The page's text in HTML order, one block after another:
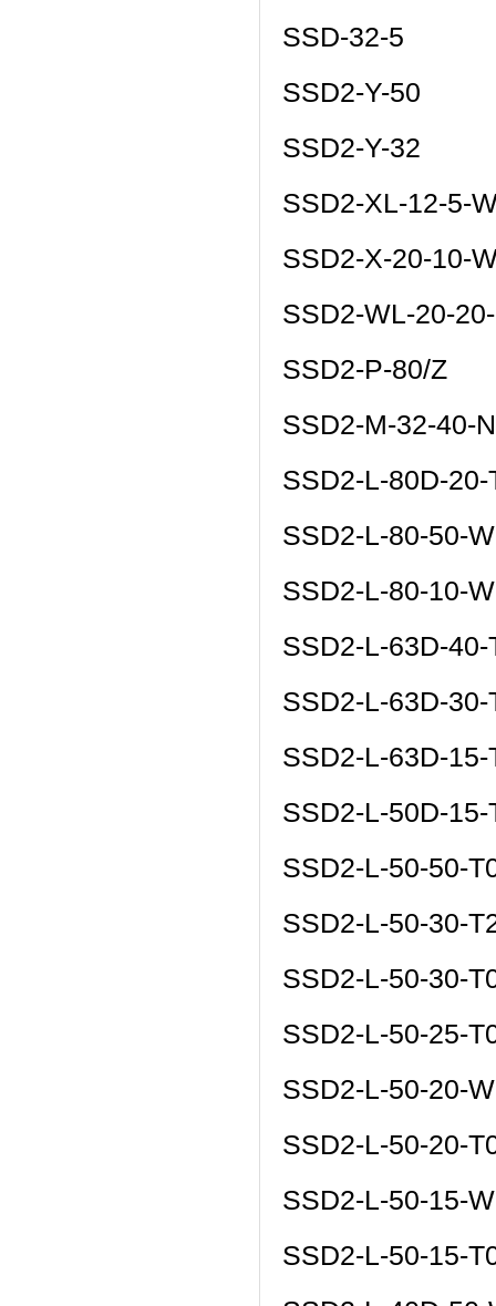
SSD-32-5
SSD2-Y-50
SSD2-Y-32
SSD2-XL-12-5-
SSD2-X-20-10-
SSD2-WL-20-
SSD2-P-80/Z
SSD2-M-32-40-
SSD2-L-80D-
SSD2-L-80-50-
SSD2-L-80-10-
SSD2-L-63D-
SSD2-L-63D-
SSD2-L-63D-
SSD2-L-50D-
SSD2-L-50-50-
SSD2-L-50-30-
SSD2-L-50-30-
SSD2-L-50-25-
SSD2-L-50-20-
SSD2-L-50-20-
SSD2-L-50-15-
SSD2-L-50-15-